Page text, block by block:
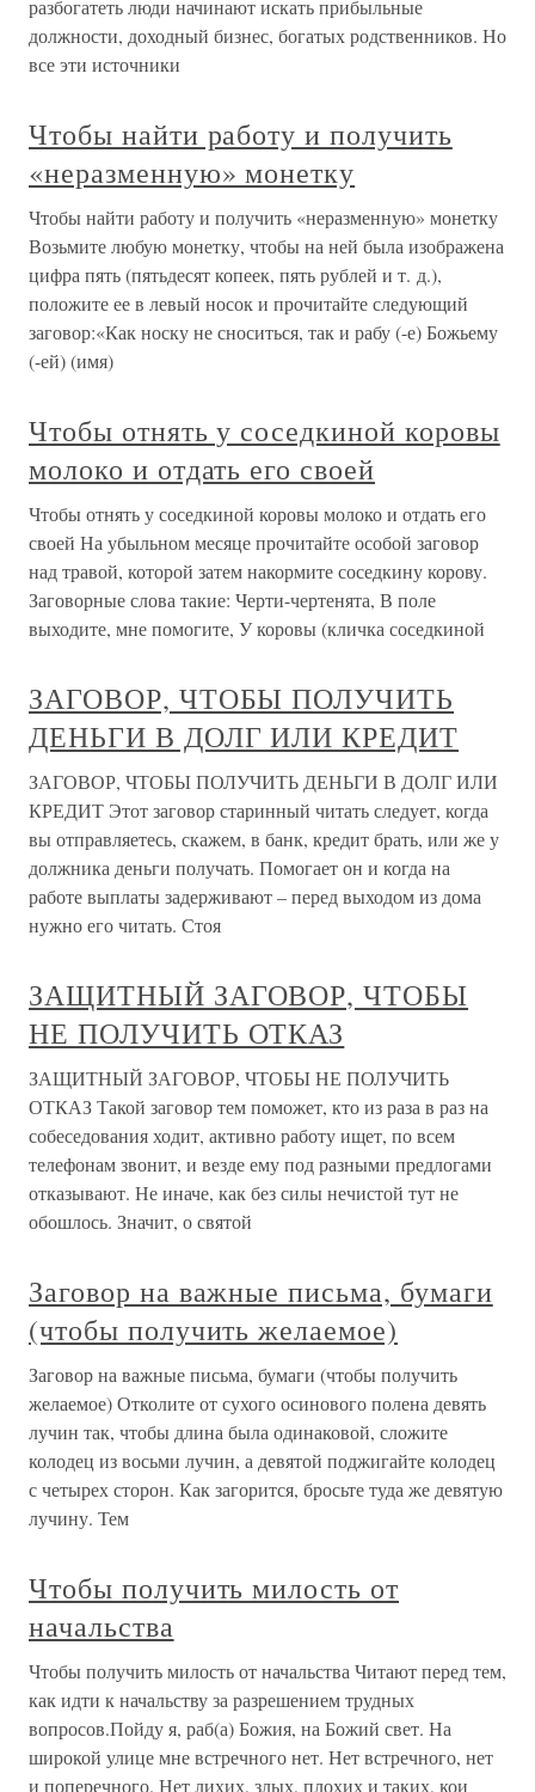
разбогатеть люди начинают искать прибыльные
должности, доходный бизнес, богатых родственников. Но
все эти источники
Чтобы найти работу и получить
«неразменную» монетку
Чтобы найти работу и получить «неразменную» монетку
Возьмите любую монетку, чтобы на ней была изображена
цифра пять (пятьдесят копеек, пять рублей и т. д.),
положите ее в левый носок и прочитайте следующий
заговор:«Как носку не сноситься, так и рабу (-е) Божьему
(-ей) (имя)
Чтобы отнять у соседкиной коровы
молоко и отдать его своей
Чтобы отнять у соседкиной коровы молоко и отдать его
своей На убыльном месяце прочитайте особой заговор
над травой, которой затем накормите соседкину корову.
Заговорные слова такие: Черти-чертенята, В поле
выходите, мне помогите, У коровы (кличка соседкиной
ЗАГОВОР, ЧТОБЫ ПОЛУЧИТЬ
ДЕНЬГИ В ДОЛГ ИЛИ КРЕДИТ
ЗАГОВОР, ЧТОБЫ ПОЛУЧИТЬ ДЕНЬГИ В ДОЛГ ИЛИ
КРЕДИТ Этот заговор старинный читать следует, когда
вы отправляетесь, скажем, в банк, кредит брать, или же у
должника деньги получать. Помогает он и когда на
работе выплаты задерживают – перед выходом из дома
нужно его читать. Стоя
ЗАЩИТНЫЙ ЗАГОВОР, ЧТОБЫ
НЕ ПОЛУЧИТЬ ОТКАЗ
ЗАЩИТНЫЙ ЗАГОВОР, ЧТОБЫ НЕ ПОЛУЧИТЬ
ОТКАЗ Такой заговор тем поможет, кто из раза в раз на
собеседования ходит, активно работу ищет, по всем
телефонам звонит, и везде ему под разными предлогами
отказывают. Не иначе, как без силы нечистой тут не
обошлось. Значит, о святой
Заговор на важные письма, бумаги
(чтобы получить желаемое)
Заговор на важные письма, бумаги (чтобы получить
желаемое) Отколите от сухого осинового полена девять
лучин так, чтобы длина была одинаковой, сложите
колодец из восьми лучин, а девятой поджигайте колодец
с четырех сторон. Как загорится, бросьте туда же девятую
лучину. Тем
Чтобы получить милость от
начальства
Чтобы получить милость от начальства Читают перед тем,
как идти к начальству за разрешением трудных
вопросов.Пойду я, раб(а) Божия, на Божий свет. На
широкой улице мне встречного нет. Нет встречного, нет
и поперечного. Нет лихих, злых, плохих и таких, кои